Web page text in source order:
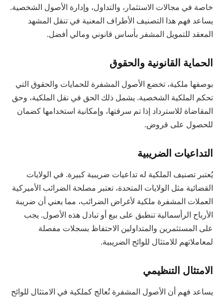
خاصة في مجالات الاستثمار، والتداول، وإدارة الأصول الشخصية.
يساعد فهم هذا التصنيف الأطراف المعنية في تنقل المشهد
المعقد للتمويل المشفر بأساس قانوني ومالي أفضل.
الحماية القانونية والحقوق
بوصفها ملكية، تخضع الأصول المشفرة للحمايات والحقوق التي
تحكم الملكية الشخصية. يشمل ذلك الحق في نقل الملكية، وحق
المقاضاة للاسترداد إذا تم سرقتها، وإمكانية استخدامها كضمان
للحصول على قروض.
التداعيات الضريبية
يُعتبر تصنيف الملكية له تداعيات ضريبية كبيرة. في الولايات
القضائية مثل الولايات المتحدة، تعتبر مصلحة الضرائب الأميركية
العملات المشفرة ملكية لأغراض الضرائب، مما يعني أن ضريبة
الأرباح الرأسمالية تنطبق على بيع أو تبادل هذه الأصول. يجب
على المستثمرين والمتداولين الاحتفاظ بسجلات مفصلة
لمعاملاتهم للامتثال للوائح الضريبية.
الامتثال التنظيمي
يساعد فهم أن الأصول المشفرة تُعالج كملكية في الامتثال للوائح